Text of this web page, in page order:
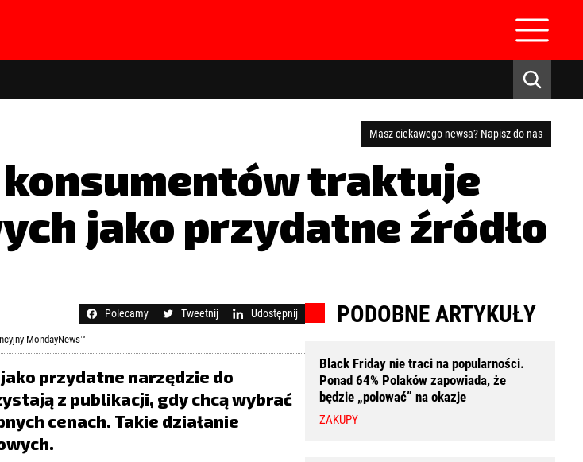
Masz ciekawego newsa? Napisz do nas
konsumentów traktuje
jako przydatne źródło
Polecamy Tweetnij Udostępnij
MondayNews™
przydatne narzędzie do
z publikacji, gdy chcą wybrać
cenach. Takie działanie
PODOBNE ARTYKUŁY
Black Friday nie traci na popularności.
Ponad 64% Polaków zapowiada, że
będzie „polować” na okazje
ZAKUPY